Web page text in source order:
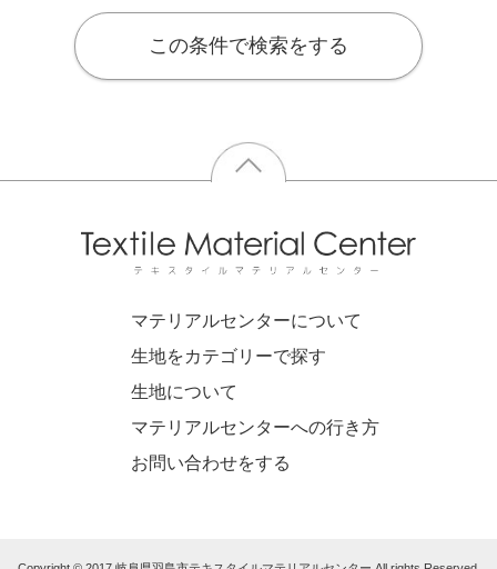
この条件で検索をする
マテリアルセンターについて
生地をカテゴリーで探す
生地について
マテリアルセンターへの行き方
お問い合わせをする